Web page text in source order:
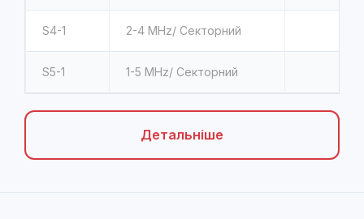
S4-1 2-4 MHz/ Секторний
S5-1 1-5 MHz/ Секторний
Детальніше